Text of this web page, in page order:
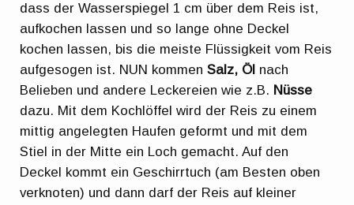
dass der Wasserspiegel 1 cm über dem Reis ist,
aufkochen lassen und so lange ohne Deckel
kochen lassen, bis die meiste Flüssigkeit vom Reis
aufgesogen ist. NUN kommen Salz, Öl nach
Belieben und andere Leckereien wie z.B. Nüsse
dazu. Mit dem Kochlöffel wird der Reis zu einem
mittig angelegten Haufen geformt und mit dem
Stiel in der Mitte ein Loch gemacht. Auf den
Deckel kommt ein Geschirrtuch (am Besten oben
verknoten) und dann darf der Reis auf kleiner